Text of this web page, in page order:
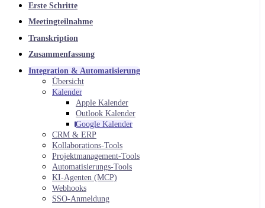
Erste Schritte
Meetingteilnahme
Transkription
Zusammenfassung
Integration & Automatisierung
Übersicht
Kalender
Apple Kalender
Outlook Kalender
Google Kalender
CRM & ERP
Kollaborations-Tools
Projektmanagement-Tools
Automatisierungs-Tools
KI-Agenten (MCP)
Webhooks
SSO-Anmeldung